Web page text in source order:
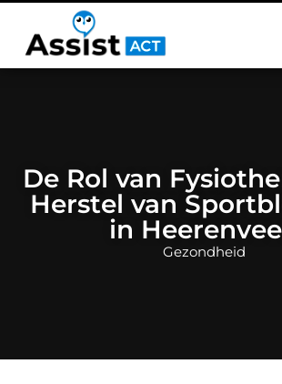
De Rol van
Herstel van
in
Gezondheid